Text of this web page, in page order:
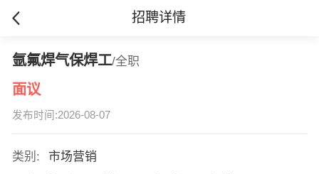
招聘详情
氩氟焊气保焊工/全职
面议
发布时间:2026-08-07
类别:
市场营销